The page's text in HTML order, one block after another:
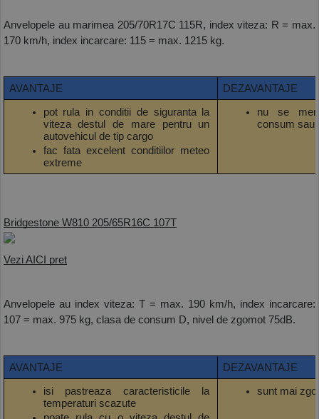
Anvelopele au marimea 205/70R17C 115R, index viteza: R = max.
170 km/h, index incarcare: 115 = max. 1215 kg.
AVANTAJE DEZAVANTAJE
pot rula in conditii de siguranta la
viteza destul de mare pentru un
autovehicul de tip cargo
fac fata excelent conditiilor meteo
extreme
nu se
consum sau
Bridgestone W810 205/65R16C 107T
Vezi AICI pret
Anvelopele au index viteza: T = max. 190 km/h, index incarcare:
107 = max. 975 kg, clasa de consum D, nivel de zgomot 75dB.
AVANTAJE DEZAVANTAJE
isi pastreaza caracteristicile la
temperaturi scazute
sunt mai